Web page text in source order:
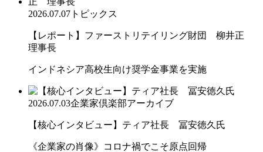
2026.07.07 トピックス
【レポート】ファーストリテイリング財団 柳井正
理事長
インドネシア高校生向け奨学金事業を実施
2026.07.03企業家倶楽部アーカイブ
【核心インタビュー】ティア社長 冨安徳久氏
《企業家の肖像》コロナ禍でこそ原点回帰